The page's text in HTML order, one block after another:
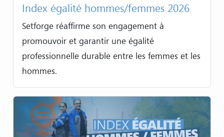
Index égalité hommes/femmes 2026
Setforge réaffirme son engagement à
promouvoir et garantir une égalité
professionnelle durable entre les femmes et les
hommes.